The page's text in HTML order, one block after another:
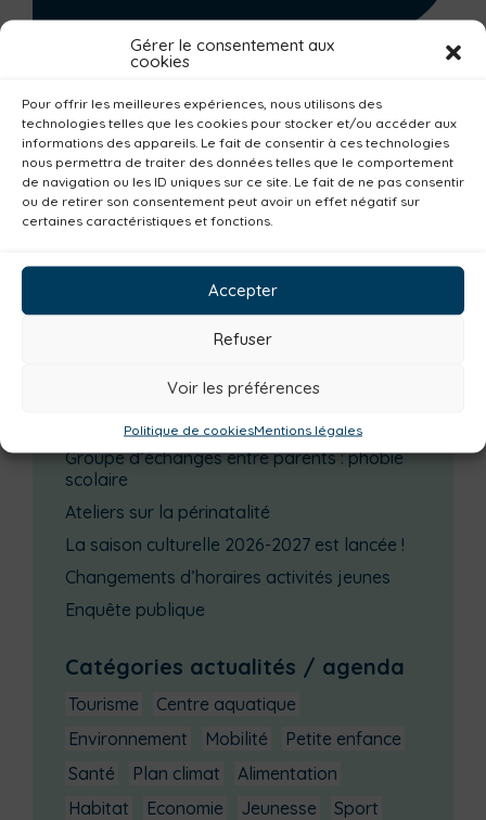
Gérer le consentement aux
cookies
Pour offrir les meilleures expériences, nous utilisons des
technologies telles que les cookies pour stocker et/ou accéder aux
informations des appareils. Le fait de consentir à ces technologies
nous permettra de traiter des données telles que le comportement
de navigation ou les ID uniques sur ce site. Le fait de ne pas consentir
ou de retirer son consentement peut avoir un effet négatif sur
certaines caractéristiques et fonctions.
Accepter
Refuser
Voir les préférences
Politique de cookiesMentions légales
Partager cette page :
Facebook
Twitter
LinkedIn
Imprimer la page
Mars Avril
Septembre
Dernières actualités
Groupe d’échanges entre parents : phobie
scolaire
Ateliers sur la périnatalité
La saison culturelle 2026-2027 est lancée !
Changements d’horaires activités jeunes
Enquête publique
Catégories actualités / agenda
Tourisme
Centre aquatique
Environnement
Mobilité
Petite enfance
Santé
Plan climat
Alimentation
Habitat
Economie Jeunesse
Sport